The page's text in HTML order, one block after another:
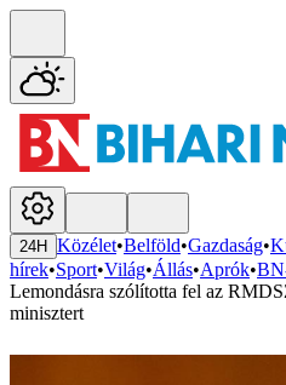
24H Közélet•Belföld•Gazdaság•
hírek•Sport•Világ•Állás•Aprók•
Lemondásra szólította fel az
minisztert